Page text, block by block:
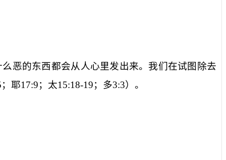
恶的东西都会从人心里发出来。我们在试图除去
；耶17:9；太15:18-19；多3:3）。